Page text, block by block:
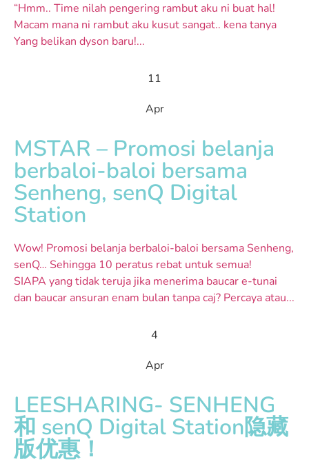
“Hmm.. Time nilah pengering rambut aku ni buat hal!
Macam mana ni rambut aku kusut sangat.. kena tanya
Yang belikan dyson baru!...
11
Apr
MSTAR – Promosi belanja
berbaloi-baloi bersama
Senheng, senQ Digital
Station
Wow! Promosi belanja berbaloi-baloi bersama Senheng,
senQ… Sehingga 10 peratus rebat untuk semua!
SIAPA yang tidak teruja jika menerima baucar e-tunai
dan baucar ansuran enam bulan tanpa caj? Percaya atau...
4
Apr
LEESHARING- SENHENG
和 senQ Digital Station隐藏
版优惠！